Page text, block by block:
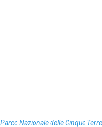
Parco Nazionale delle Cinque Terre